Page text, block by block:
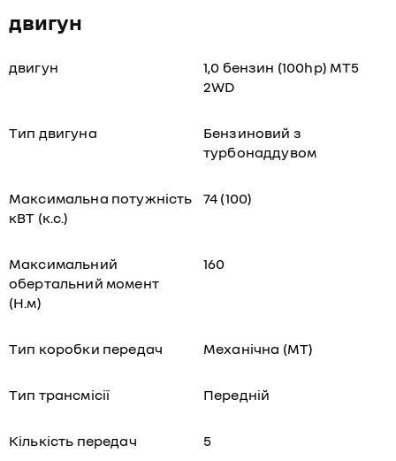
двигун
двигун
1,0 бензин (100hp) MT5
2WD
Тип двигуна
Бензиновий з
турбонаддувом
Максимальна потужність
кВТ (к.с.)
74 (100)
Максимальний
обертальний момент
(Н.м)
160
Тип коробки передач Механічна (МТ)
Тип трансмісії Передній
Кількість передач 5